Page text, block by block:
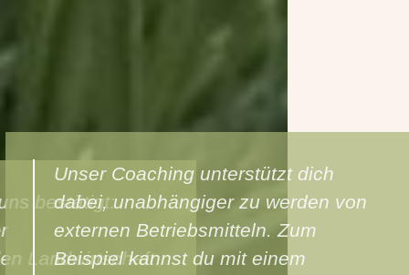
Unser Coaching unterstützt dich
dabei, unabhängiger zu werden von
externen Betriebsmitteln. Zum
Beispiel kannst du mit einem